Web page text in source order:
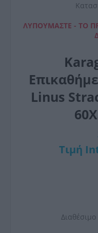
ΛΥΠΟΎΜΑΣΤΕ - ΤΟ
Linus
Τιμή